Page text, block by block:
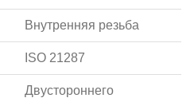
Внутренняя резьба
ISO 21287
Двустороннего